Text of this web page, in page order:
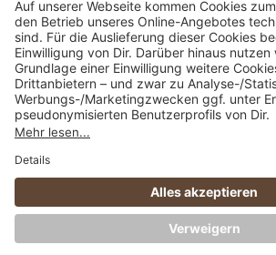
040 317 874 888
info@fcsp-shop.com
Nachnahmegebühren, wenn nicht anders